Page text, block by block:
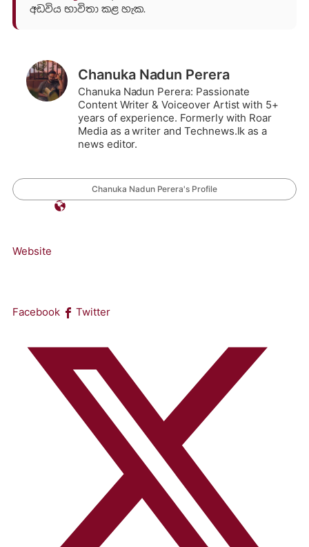
අඩවිය භාවිතා කළ හැක.
Chanuka Nadun Perera
Chanuka Nadun Perera: Passionate
Content Writer & Voiceover Artist with 5+
years of experience. Formerly with Roar
Media as a writer and Technews.lk as a
news editor.
Chanuka Nadun Perera's Profile
Website
Facebook Twitter